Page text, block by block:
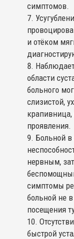
симптомов.
и отёком
области
больного
слизистой,
проявления.
Больной
нервным,
симптомы
больной не
посещения
быстрой